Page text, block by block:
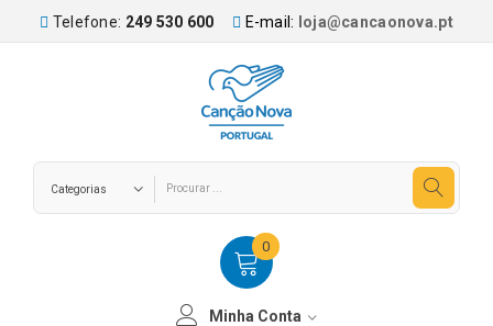
Telefone: 249 530 600 E-mail: loja@cancaonova.pt
0
Minha Conta